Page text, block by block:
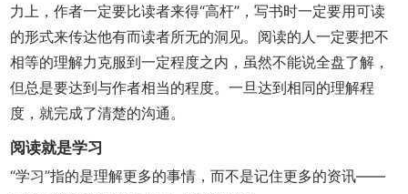
力上，作者一定要比读者来得“高杆”，写书时一定要用可读
的形式来传达他有而读者所无的洞见。阅读的人一定要把不
相等的理解力克服到一定程度之内，虽然不能说全盘了解，
但总是要达到与作者相当的程度。一旦达到相同的理解程
度，就完成了清楚的沟通。
阅读就是学习
“学习”指的是理解更多的事情，而不是记住更多的资讯——